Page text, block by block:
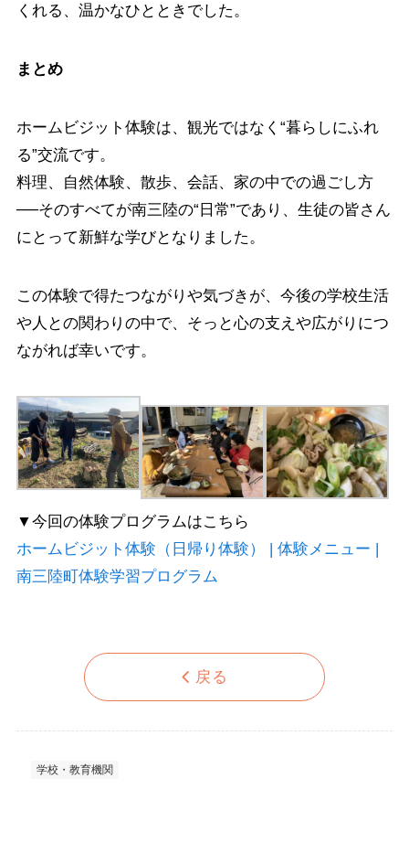
くれる、温かなひとときでした。
まとめ
ホームビジット体験は、観光ではなく“暮らしにふれ
る”交流です。
料理、自然体験、散歩、会話、家の中での過ごし方
──そのすべてが南三陸の“日常”であり、生徒の皆さん
にとって新鮮な学びとなりました。
この体験で得たつながりや気づきが、今後の学校生活
や人との関わりの中で、そっと心の支えや広がりにつ
ながれば幸いです。
▼今回の体験プログラムはこちら
ホームビジット体験（日帰り体験） | 体験メニュー |
南三陸町体験学習プログラム
戻る
学校・教育機関